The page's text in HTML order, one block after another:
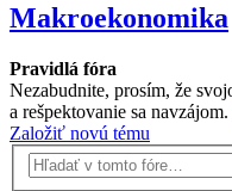
Makroekonomika
Pravidlá fóra
Nezabudnite, prosím, že
a rešpektovanie sa navzájom.
Založiť novú tému